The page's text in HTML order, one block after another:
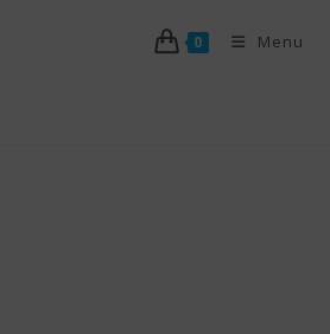
0 Menu